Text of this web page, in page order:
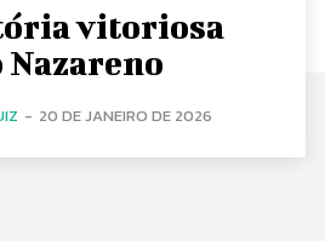
vitoriosa
Nazareno
- 20 DE JANEIRO DE 2026